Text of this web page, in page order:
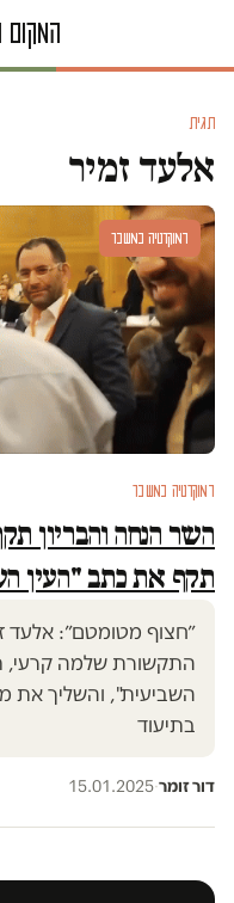
תגית
אלעד זמיר
דמוקרטיה במשבר
דמוקרטיה במשבר
השר הנחה והבריון
תקף את כתב "העין
״חצוף מטומטם״:
התקשורת שלמה קרעי,
השביעית", והשליך את
בתיעוד
דור זומר·
15.01.2025